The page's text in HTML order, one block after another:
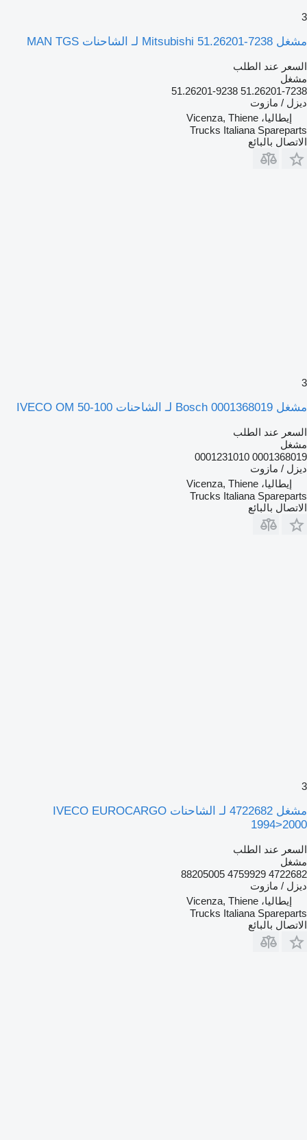
3
مشغل Mitsubishi 51.26201-7238 لـ الشاحنات MAN TGS
السعر عند الطلب
مشغل
51.26201-7238 51.26201-9238
ديزل / مازوت
إيطاليا، Vicenza, Thiene
Trucks Italiana Spareparts
الاتصال بالبائع
3
مشغل Bosch 0001368019 لـ الشاحنات IVECO OM 50-100
السعر عند الطلب
مشغل
0001368019 0001231010
ديزل / مازوت
إيطاليا، Vicenza, Thiene
Trucks Italiana Spareparts
الاتصال بالبائع
3
مشغل 4722682 لـ الشاحنات IVECO EUROCARGO
1994>2000
السعر عند الطلب
مشغل
4722682 4759929 88205005
ديزل / مازوت
إيطاليا، Vicenza, Thiene
Trucks Italiana Spareparts
الاتصال بالبائع